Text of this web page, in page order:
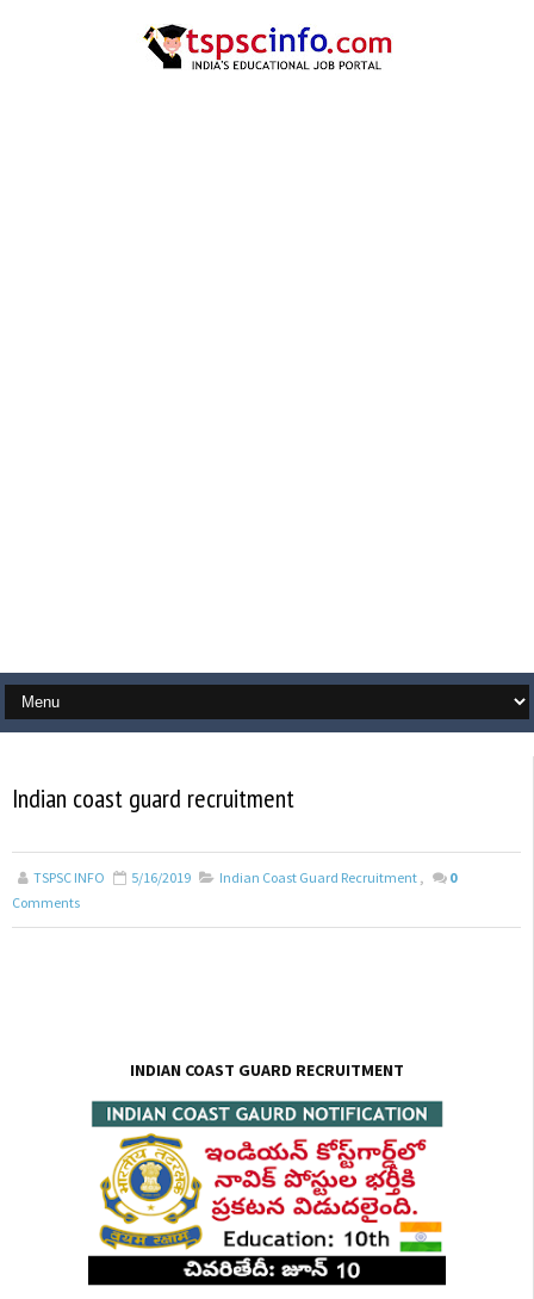
Indian coast guard recruitment
TSPSC INFO 5/16/2019 Indian Coast Guard Recruitment ,
0
Comments
INDIAN COAST GUARD RECRUITMENT